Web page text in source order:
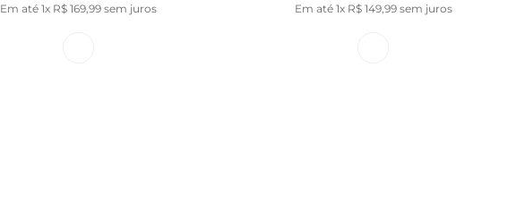
Em até 1x R$ 169, 99sem juros
Em até 1x R$ 149, 99sem juros